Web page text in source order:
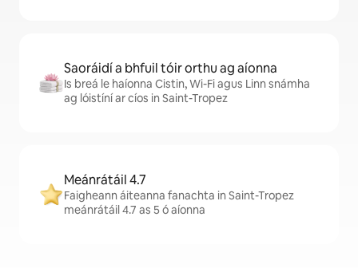
Saoráidí a bhfuil tóir orthu ag aíonna
Is breá le haíonna Cistin, Wi-Fi agus Linn snámha
ag lóistíní ar cíos in Saint-Tropez
Meánrátáil 4.7
Faigheann áiteanna fanachta in Saint-Tropez
meánrátáil 4.7 as 5 ó aíonna